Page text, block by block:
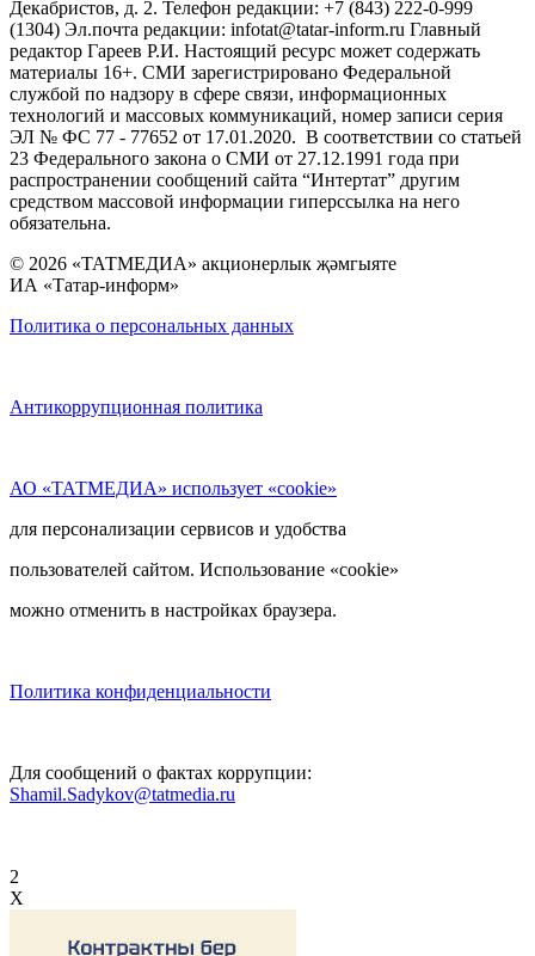
Декабристов, д. 2. Телефон редакции: +7 (843) 222-0-999
(1304) Эл.почта редакции: infotat@tatar-inform.ru Главный
редактор Гареев Р.И. Настоящий ресурс может содержать
материалы 16+. СМИ зарегистрировано Федеральной
службой по надзору в сфере связи, информационных
технологий и массовых коммуникаций, номер записи серия
ЭЛ № ФС 77 - 77652 от 17.01.2020. В соответствии со статьей
23 Федерального закона о СМИ от 27.12.1991 года при
распространении сообщений сайта “Интертат” другим
средством массовой информации гиперссылка на него
обязательна.
© 2026 «ТАТМЕДИА» акционерлык җәмгыяте
ИА «Татар-информ»
Политика о персональных данных
Антикоррупционная политика
АО «ТАТМЕДИА» использует «cookie»
для персонализации сервисов и удобства
пользователей сайтом. Использование «cookie»
можно отменить в настройках браузера.
Политика конфиденциальности
Для сообщений о фактах коррупции:
Shamil.Sadykov@tatmedia.ru
2
X